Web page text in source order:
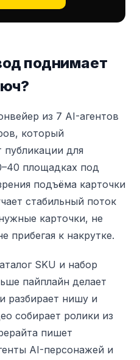
поднимает
из 7 AI-агентов
который
публикации для
площадках под
подъёма карточки
стабильный поток
карточки, не
прибегая к накрутке.
SKU и набор
пайплайн делает
разбирает нишу и
собирает ролики из
пишет
AI-персонажей и